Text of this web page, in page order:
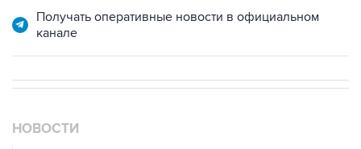
Получать оперативные новости в официальном
канале
НОВОСТИ